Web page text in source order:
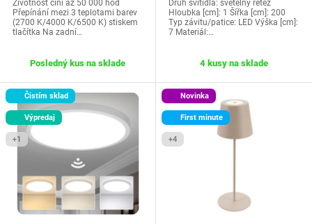
Životnost činí až 50 000 hod
Přepínání mezi 3 teplotami barev
(2700 K/4000 K/6500 K) stiskem
tlačítka Na zadní…
Posledný kus na sklade
Druh svítidla: světelný řetěz
Hloubka [cm]: 1 Šířka [cm]: 200
Typ závitu/patice: LED Výška [cm]:
7 Materiál:…
4 kusy na sklade
Čistím sklad
Výpredaj
+1
Novinka
First minute
+4